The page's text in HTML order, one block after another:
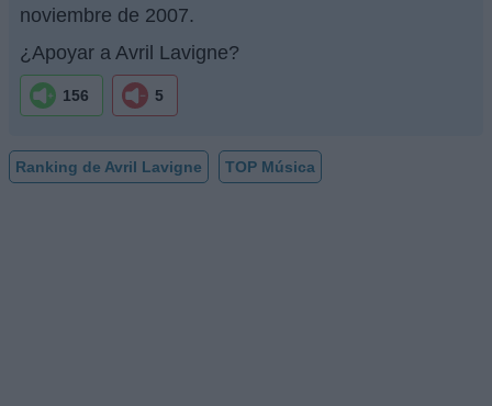
noviembre de 2007.
¿Apoyar a Avril Lavigne?
156 5
Ranking de Avril Lavigne TOP Música